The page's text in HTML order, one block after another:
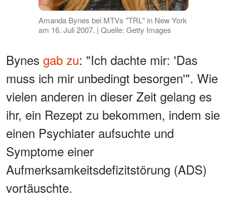
Amanda Bynes bei MTVs "TRL" in New York
am 16. Juli 2007. | Quelle: Getty Images
Bynes gab zu: "Ich dachte mir: 'Das
muss ich mir unbedingt besorgen'". Wie
vielen anderen in dieser Zeit gelang es
ihr, ein Rezept zu bekommen, indem sie
einen Psychiater aufsuchte und
Symptome einer
Aufmerksamkeitsdefizitstörung (ADS)
vortäuschte.